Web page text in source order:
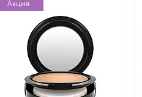
Акция